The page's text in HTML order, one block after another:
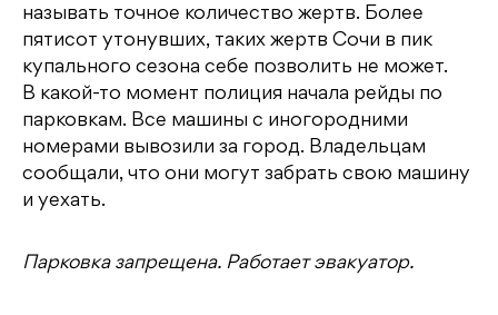
называть точное количество жертв. Более
пятисот утонувших, таких жертв Сочи в пик
купального сезона себе позволить не может.
В какой-то момент полиция начала рейды по
парковкам. Все машины с иногородними
номерами вывозили за город. Владельцам
сообщали, что они могут забрать свою машину
и уехать.
Парковка запрещена. Работает эвакуатор.